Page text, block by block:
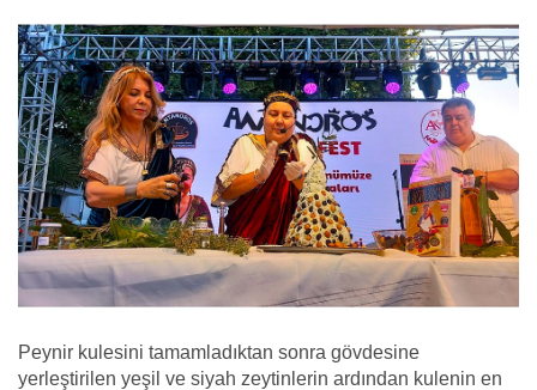
Peynir kulesini tamamladıktan sonra gövdesine
yerleştirilen yeşil ve siyah zeytinlerin ardından kulenin en